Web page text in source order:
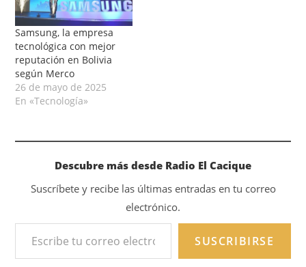
Samsung, la empresa
tecnológica con mejor
reputación en Bolivia
según Merco
26 de mayo de 2025
En «Tecnología»
Descubre más desde Radio El Cacique
Suscríbete y recibe las últimas entradas en tu correo
electrónico.
SUSCRIBIRSE